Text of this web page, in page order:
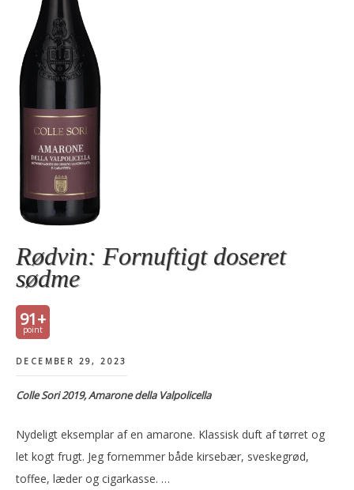
Rødvin: Fornuftigt doseret
sødme
91+
DECEMBER 29, 2023
Colle Sori 2019, Amarone della Valpolicella
Nydeligt eksemplar af en amarone. Klassisk duft af tørret og
let kogt frugt. Jeg fornemmer både kirsebær, sveskegrød,
toffee, læder og cigarkasse. …